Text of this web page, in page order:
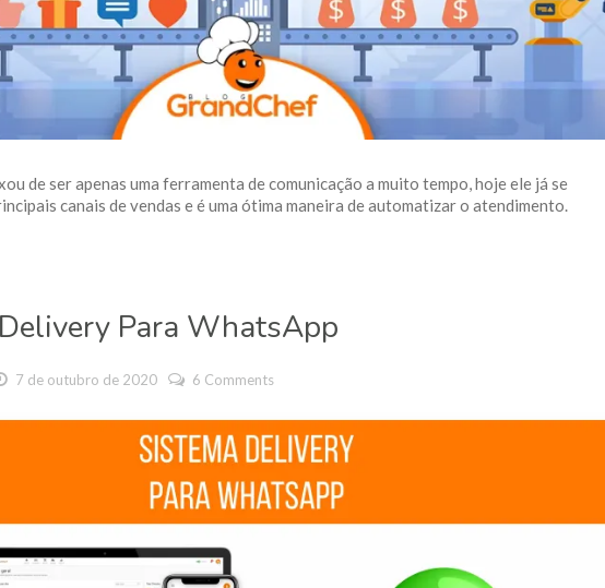
de ser apenas uma ferramenta de comunicação a muito tempo, hoje ele já se
canais de vendas e é uma ótima maneira de automatizar o atendimento.
Para WhatsApp
7 de outubro de 2020 6 Comments